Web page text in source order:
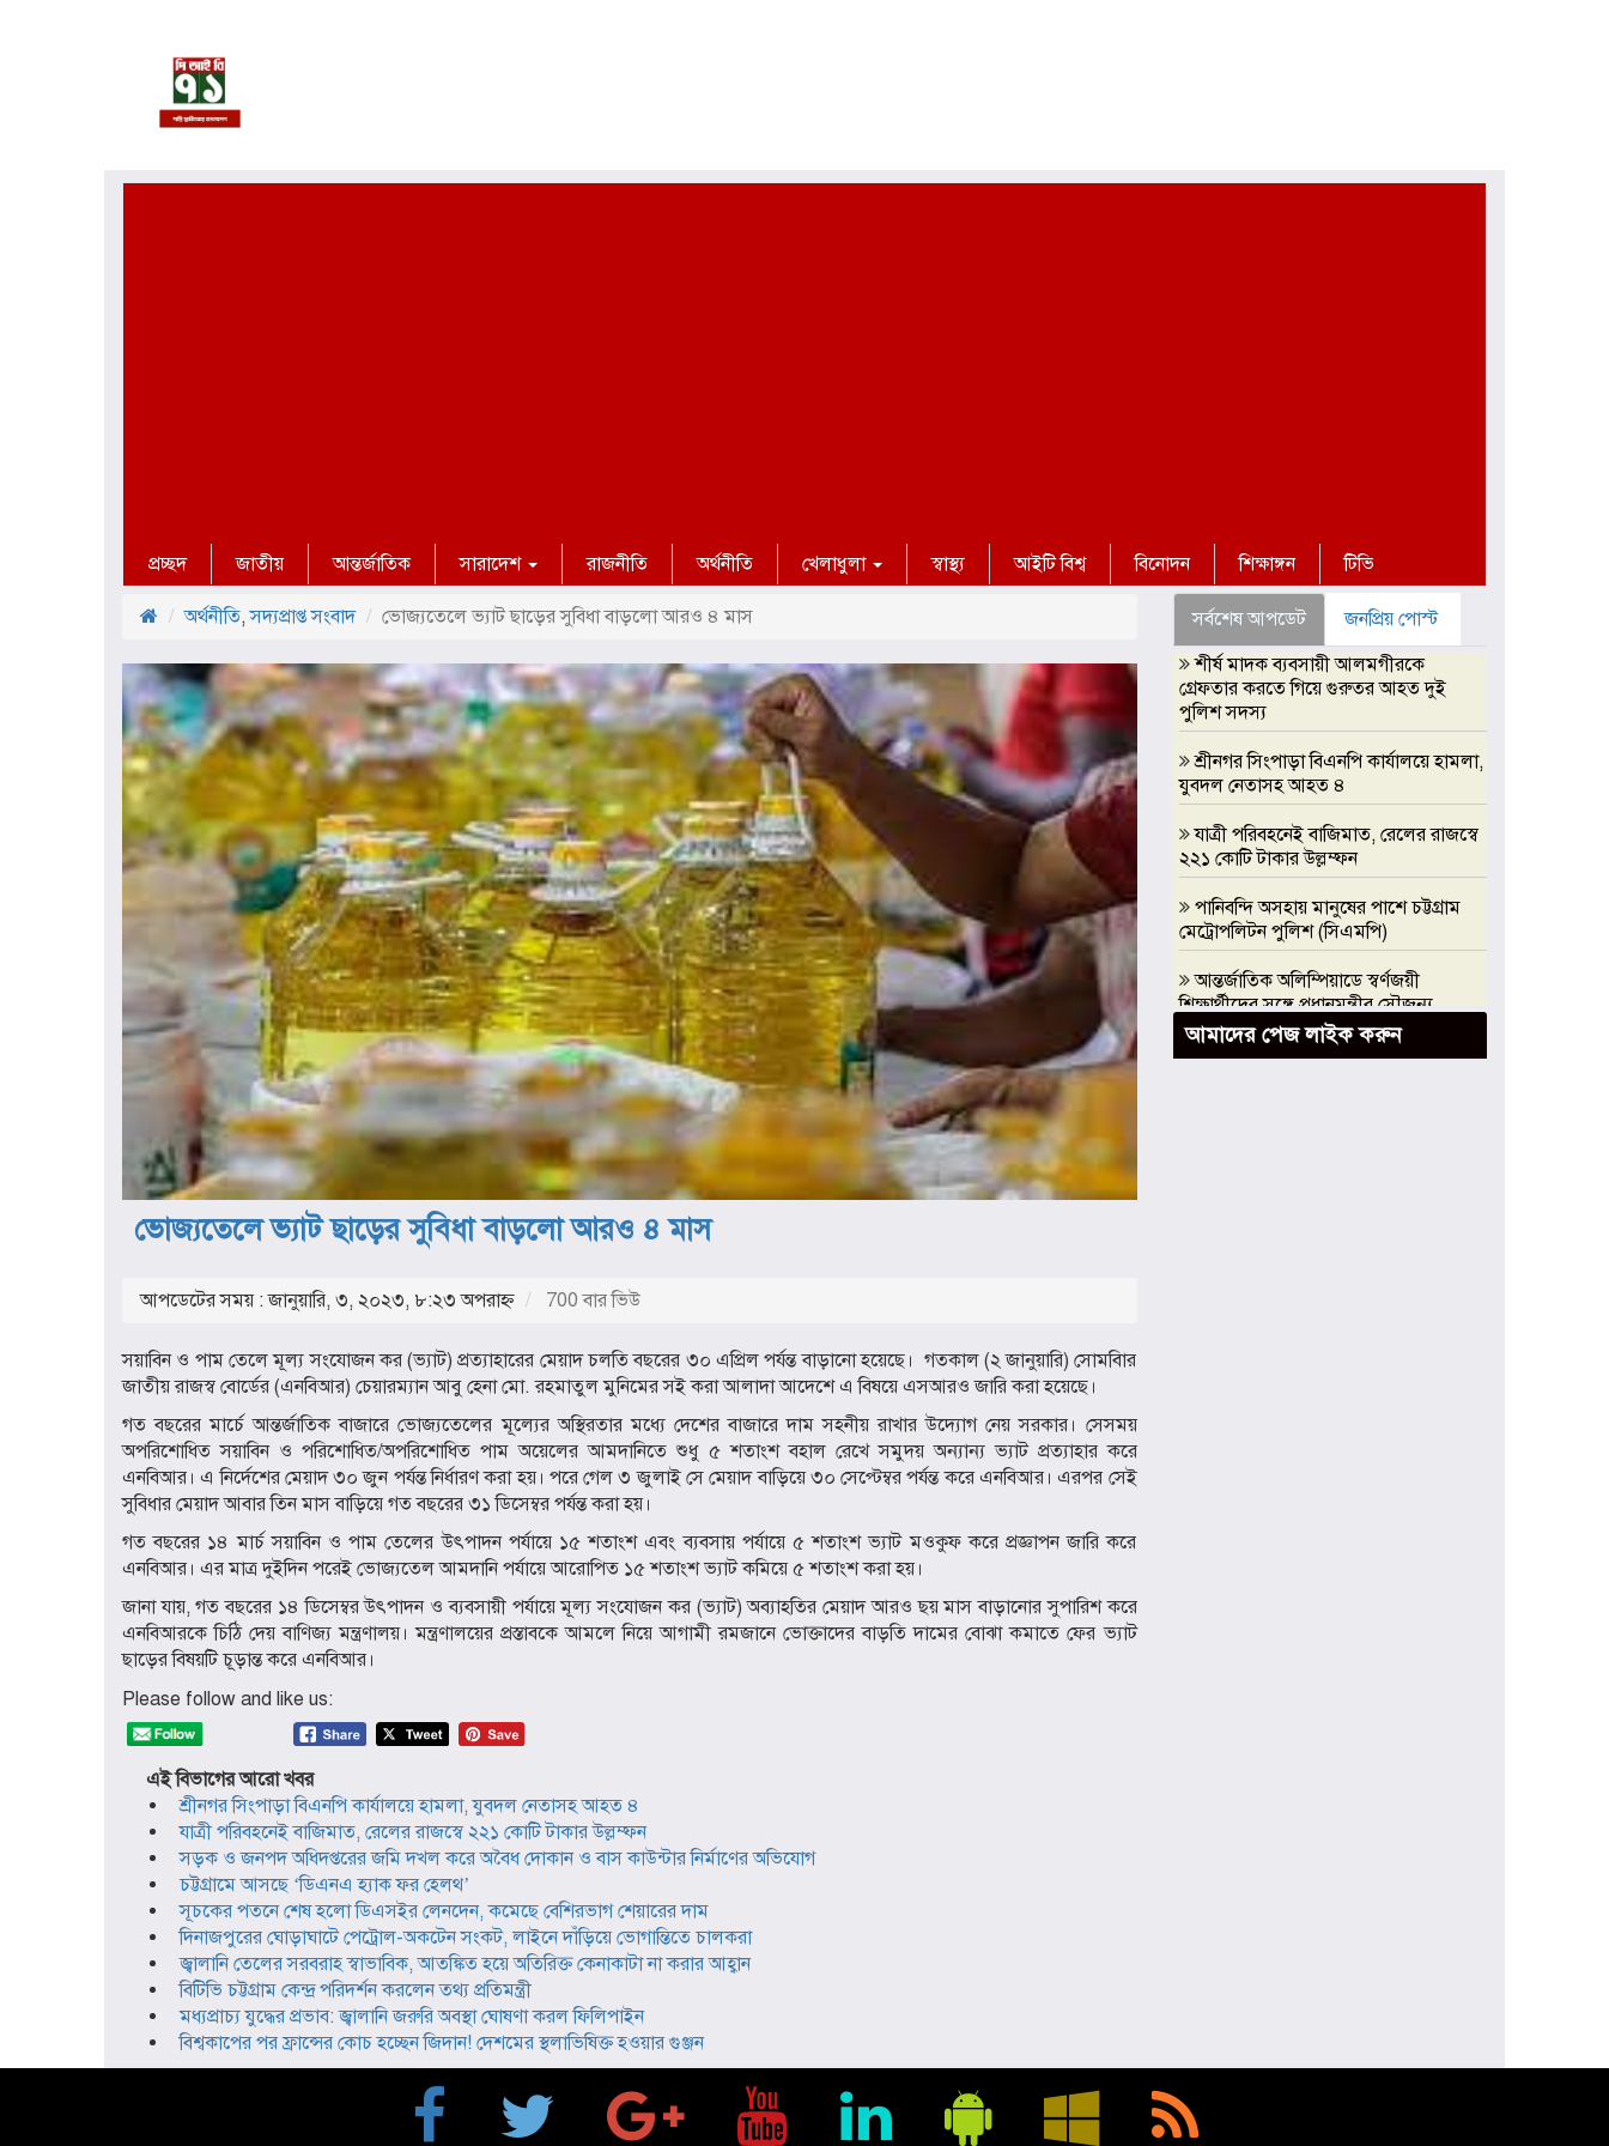
প্রচ্ছদ জাতীয় আন্তর্জাতিক সারাদেশ রাজনীতি অর্থনীতি খেলাধুলা স্বাস্থ্য আইটি বিশ্ব বিনোদন শিক্ষাঙ্গন টিভি
অর্থনীতি,সদ্যপ্রাপ্ত সংবাদ ভোজ্যতেলে ভ্যাট ছাড়ের সুবিধা বাড়লো আরও ৪ মাস
ভোজ্যতেলে ভ্যাট ছাড়ের সুবিধা বাড়লো আরও ৪ মাস
আপডেটের সময় : জানুয়ারি, ৩, ২০২৩, ৮:২৩ অপরাহ্ণ 700 বার ভিউ
সয়াবিন ও পাম তেলে মূল্য সংযোজন কর (ভ্যাট) প্রত্যাহারের মেয়াদ চলতি বছরের ৩০ এপ্রিল পর্যন্ত বাড়ানো হয়েছে। গতকাল (২ জানুয়ারি) সোমবিার
জাতীয় রাজস্ব বোর্ডের (এনবিআর) চেয়ারম্যান আবু হেনা মো. রহমাতুল মুনিমের সই করা আলাদা আদেশে এ বিষয়ে এসআরও জারি করা হয়েছে।
গত বছরের মার্চে আন্তর্জাতিক বাজারে ভোজ্যতেলের মূল্যের অস্থিরতার মধ্যে দেশের বাজারে দাম সহনীয় রাখার উদ্যোগ নেয় সরকার। সেসময়
অপরিশোধিত সয়াবিন ও পরিশোধিত/অপরিশোধিত পাম অয়েলের আমদানিতে শুধু ৫ শতাংশ বহাল রেখে সমুদয় অন্যান্য ভ্যাট প্রত্যাহার করে
এনবিআর। এ নির্দেশের মেয়াদ ৩০ জুন পর্যন্ত নির্ধারণ করা হয়। পরে গেল ৩ জুলাই সে মেয়াদ বাড়িয়ে ৩০ সেপ্টেম্বর পর্যন্ত করে এনবিআর। এরপর সেই
সুবিধার মেয়াদ আবার তিন মাস বাড়িয়ে গত বছরের ৩১ ডিসেম্বর পর্যন্ত করা হয়।
গত বছরের ১৪ মার্চ সয়াবিন ও পাম তেলের উৎপাদন পর্যায়ে ১৫ শতাংশ এবং ব্যবসায় পর্যায়ে ৫ শতাংশ ভ্যাট মওকুফ করে প্রজ্ঞাপন জারি করে
এনবিআর। এর মাত্র দুইদিন পরেই ভোজ্যতেল আমদানি পর্যায়ে আরোপিত ১৫ শতাংশ ভ্যাট কমিয়ে ৫ শতাংশ করা হয়।
জানা যায়, গত বছরের ১৪ ডিসেম্বর উৎপাদন ও ব্যবসায়ী পর্যায়ে মূল্য সংযোজন কর (ভ্যাট) অব্যাহতির মেয়াদ আরও ছয় মাস বাড়ানোর সুপারিশ করে
এনবিআরকে চিঠি দেয় বাণিজ্য মন্ত্রণালয়। মন্ত্রণালয়ের প্রস্তাবকে আমলে নিয়ে আগামী রমজানে ভোক্তাদের বাড়তি দামের বোঝা কমাতে ফের ভ্যাট
ছাড়ের বিষয়টি চূড়ান্ত করে এনবিআর।
Please follow and like us:
এই বিভাগের আরো খবর
শ্রীনগর সিংপাড়া বিএনপি কার্যালয়ে হামলা, যুবদল নেতাসহ আহত ৪
যাত্রী পরিবহনেই বাজিমাত, রেলের রাজস্বে ২২১ কোটি টাকার উল্লম্ফন
সড়ক ও জনপদ অধিদপ্তরের জমি দখল করে অবৈধ দোকান ও বাস কাউন্টার নির্মাণের অভিযোগ
চট্টগ্রামে আসছে ‘ডিএনএ হ্যাক ফর হেলথ’
সূচকের পতনে শেষ হলো ডিএসইর লেনদেন, কমেছে বেশিরভাগ শেয়ারের দাম
দিনাজপুরের ঘোড়াঘাটে পেট্রোল-অকটেন সংকট, লাইনে দাঁড়িয়ে ভোগান্তিতে চালকরা
জ্বালানি তেলের সরবরাহ স্বাভাবিক, আতঙ্কিত হয়ে অতিরিক্ত কেনাকাটা না করার আহ্বান
বিটিভি চট্টগ্রাম কেন্দ্র পরিদর্শন করলেন তথ্য প্রতিমন্ত্রী
মধ্যপ্রাচ্য যুদ্ধের প্রভাব: জ্বালানি জরুরি অবস্থা ঘোষণা করল ফিলিপাইন
বিশ্বকাপের পর ফ্রান্সের কোচ হচ্ছেন জিদান! দেশমের স্থলাভিষিক্ত হওয়ার গুঞ্জন
সর্বশেষ আপডেট
জনপ্রিয় পোস্ট
শীর্ষ মাদক ব্যবসায়ী আলমগীরকে
গ্রেফতার করতে গিয়ে গুরুতর আহত দুই
পুলিশ সদস্য
শ্রীনগর সিংপাড়া বিএনপি কার্যালয়ে হামলা,
যুবদল নেতাসহ আহত ৪
যাত্রী পরিবহনেই বাজিমাত, রেলের রাজস্বে
২২১ কোটি টাকার উল্লম্ফন
পানিবন্দি অসহায় মানুষের পাশে চট্টগ্রাম
মেট্রোপলিটন পুলিশ (সিএমপি)
আন্তর্জাতিক অলিম্পিয়াডে স্বর্ণজয়ী
শিক্ষার্থীদের সঙ্গে প্রধানমন্ত্রীর সৌজন্য
সাক্ষাৎ, এআই অলিম্পিয়াডে সরকারি
সহযোগিতার আশ্বাস
আমাদের পেজ লাইক করুন